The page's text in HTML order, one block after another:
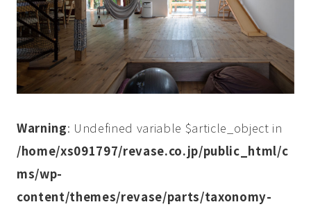
Warning: Undefined variable $article_object in
/home/xs091797/revase.co.jp/public_html/c
ms/wp-
content/themes/revase/parts/taxonomy-